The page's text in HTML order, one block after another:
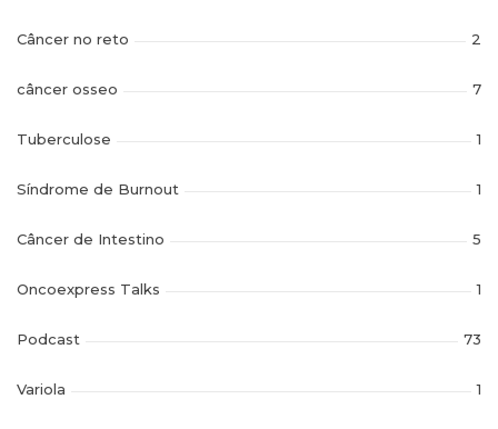
Câncer no reto 2
câncer osseo 7
Tuberculose 1
Síndrome de Burnout 1
Câncer de Intestino 5
Oncoexpress Talks 1
Podcast 73
Variola 1